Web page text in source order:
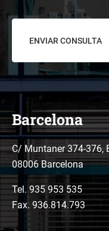
datos
Barcelona
C/ Muntaner 374-376,
08006 Barcelona
Tel. 935 953 535
Fax. 936.814.793